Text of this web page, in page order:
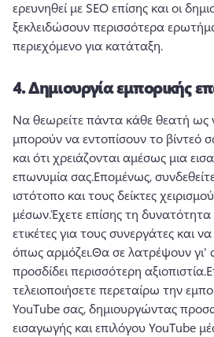
ερευνηθεί με SEO επίσης και οι
ξεκλειδώσουν περισσότερα
περιεχόμενο για κατάταξη.
4.Δημιουργία εμπορικής
Να θεωρείτε πάντα κάθε θεατή ως
μπορούν να εντοπίσουν το βίντεό
και ότι χρειάζονται αμέσως μια
επωνυμία σας.Επομένως,
ιστότοπο και τους δείκτες
μέσων.Έχετε επίσης τη
ετικέτες για τους συνεργάτες και
όπως αρμόζει.Θα σε λατρέψουν γι'
προσδίδει περισσότερη αξιοπιστία.
τελειοποιήσετε περεταίρω την
YouTube σας, δημιουργώντας
εισαγωγής και επιλόγου YouTube